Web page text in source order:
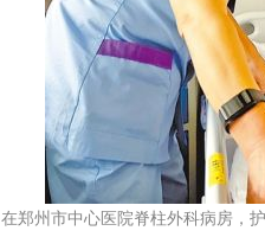
在郑州市中心医院脊柱外科病房，